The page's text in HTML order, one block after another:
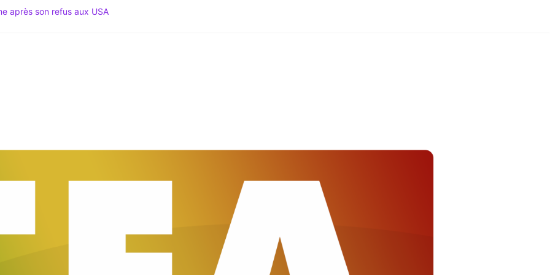
après son refus aux USA